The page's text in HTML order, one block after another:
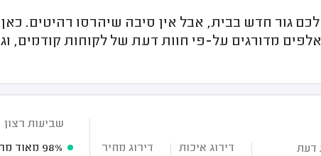
לכם גור חדש בבית, אבל אין סיבה שיהרסו רהיטים.
מדורגים על-פי חוות דעת של לקוחות קודמים,
דעת דירוג איכות דירוג מחיר
שביעות רצון
98% מאוד